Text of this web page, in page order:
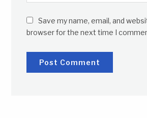
Save my name, email, and
browser for the next time I